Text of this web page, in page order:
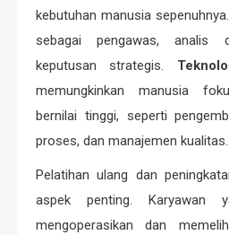
kebutuhan manusia
sebagai pengawas, analis
keputusan strategis.
memungkinkan manusia
bernilai tinggi, seperti
proses, dan manajemen kualitas.
Pelatihan ulang dan
aspek penting. Karyawan
mengoperasikan dan